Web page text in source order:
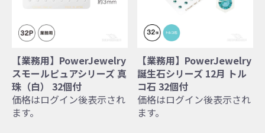
【業務用】PowerJewelry
スモールピュアシリーズ 真
珠（白） 32個付
価格はログイン後表示され
ます。
【業務用】PowerJewelry
誕生石シリーズ 12月 トル
コ石 32個付
価格はログイン後表示され
ます。